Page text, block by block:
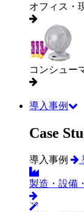
オフィス・
コンシュー
導入事例
Case
導入事例
製造・設備